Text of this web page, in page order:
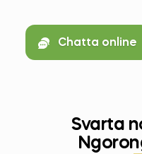
Chatta online
Svarta